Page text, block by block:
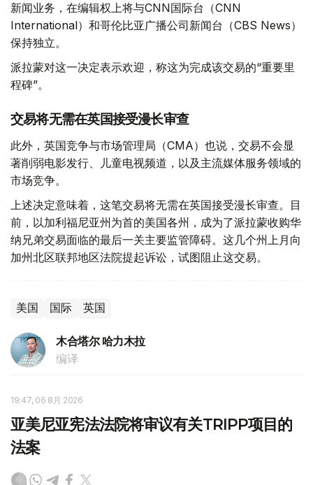
新闻业务，在编辑权上将与CNN国际台（CNN
International）和哥伦比亚广播公司新闻台（CBS News）
保持独立。
派拉蒙对这一决定表示欢迎，称这为完成该交易的“重要里
程碑”。
交易将无需在英国接受漫长审查
此外，英国竞争与市场管理局（CMA）也说，交易不会显
著削弱电影发行、儿童电视频道，以及主流媒体服务领域的
市场竞争。
上述决定意味着，这笔交易将无需在英国接受漫长审查。目
前，以加利福尼亚州为首的美国各州，成为了派拉蒙收购华
纳兄弟交易面临的最后一关主要监管障碍。这几个州上月向
加州北区联邦地区法院提起诉讼，试图阻止这交易。
美国 国际 英国
木合塔尔 哈力木拉
编译
19:47, 06 8月 2026
亚美尼亚宪法法院将审议有关TRIPP项目的
法案